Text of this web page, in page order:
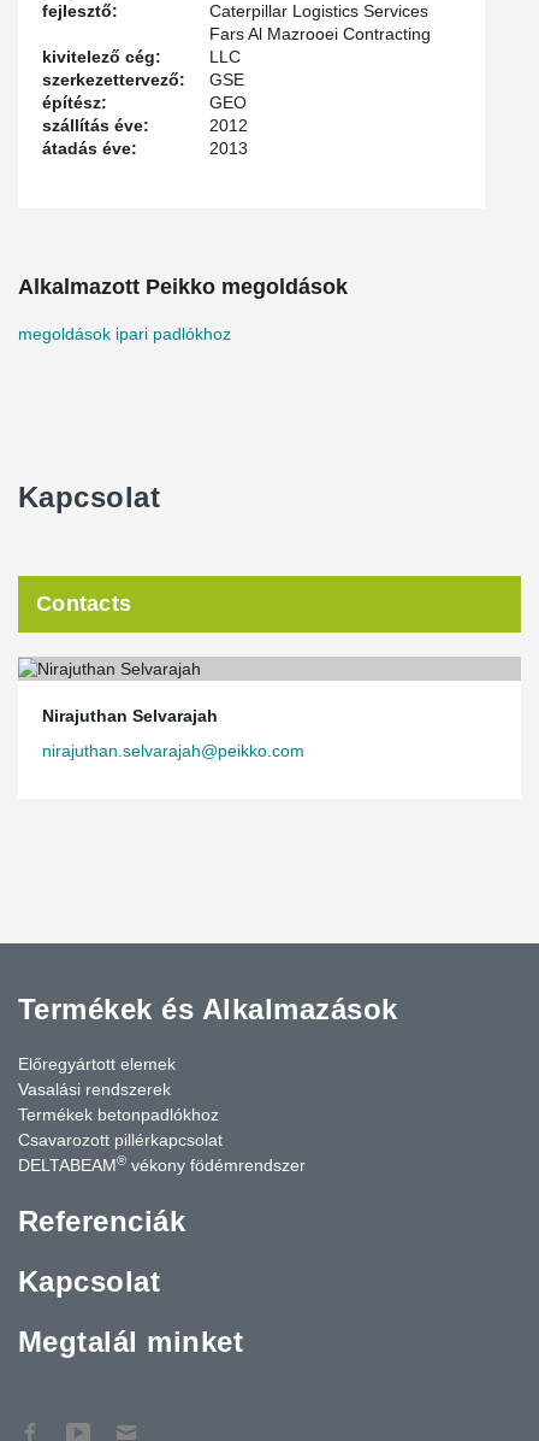
fejlesztő: Caterpillar Logistics Services
kivitelező cég:
Fars Al Mazrooei Contracting
LLC
szerkezettervező:
GSE
építész:
GEO
szállítás éve:
2012
átadás éve:
2013
Alkalmazott Peikko megoldások
megoldások ipari padlókhoz
Kapcsolat
Contacts
Nirajuthan Selvarajah
nirajuthan.selvarajah@peikko.com
Termékek és Alkalmazások
Előregyártott elemek
Vasalási rendszerek
Termékek betonpadlókhoz
Csavarozott pillérkapcsolat
DELTABEAM® vékony födémrendszer
Referenciák
Kapcsolat
Megtalál minket